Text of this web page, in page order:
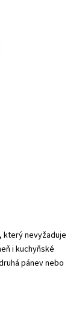
který nevyžaduje
i kuchyňské
pánev nebo